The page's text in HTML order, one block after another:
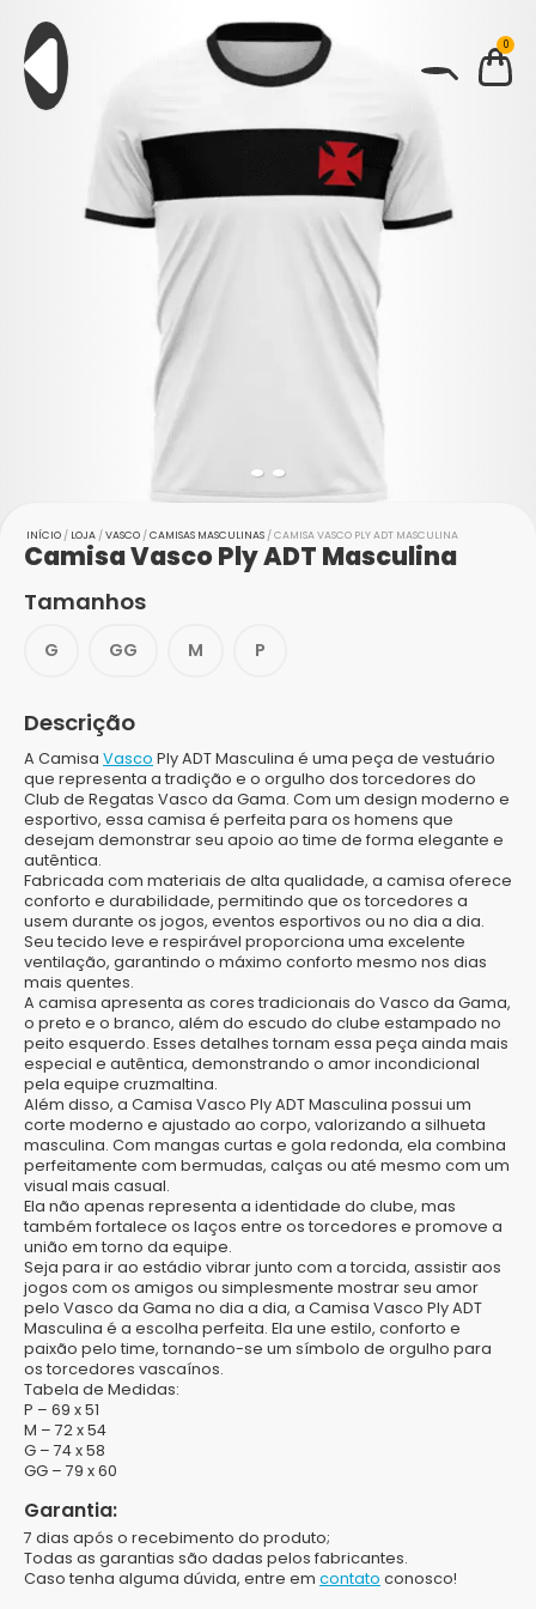
0
INÍCIO / LOJA /VASCO /CAMISAS MASCULINAS / CAMISA VASCO PLY ADT MASCULINA
Camisa Vasco Ply ADT Masculina
Tamanhos
G GG M P
Descrição
A Camisa Vasco Ply ADT Masculina é uma peça de vestuário
que representa a tradição e o orgulho dos torcedores do
Club de Regatas Vasco da Gama. Com um design moderno e
esportivo, essa camisa é perfeita para os homens que
desejam demonstrar seu apoio ao time de forma elegante e
autêntica.
Fabricada com materiais de alta qualidade, a camisa oferece
conforto e durabilidade, permitindo que os torcedores a
usem durante os jogos, eventos esportivos ou no dia a dia.
Seu tecido leve e respirável proporciona uma excelente
ventilação, garantindo o máximo conforto mesmo nos dias
mais quentes.
A camisa apresenta as cores tradicionais do Vasco da Gama,
o preto e o branco, além do escudo do clube estampado no
peito esquerdo. Esses detalhes tornam essa peça ainda mais
especial e autêntica, demonstrando o amor incondicional
pela equipe cruzmaltina.
Além disso, a Camisa Vasco Ply ADT Masculina possui um
corte moderno e ajustado ao corpo, valorizando a silhueta
masculina. Com mangas curtas e gola redonda, ela combina
perfeitamente com bermudas, calças ou até mesmo com um
visual mais casual.
Ela não apenas representa a identidade do clube, mas
também fortalece os laços entre os torcedores e promove a
união em torno da equipe.
Seja para ir ao estádio vibrar junto com a torcida, assistir aos
jogos com os amigos ou simplesmente mostrar seu amor
pelo Vasco da Gama no dia a dia, a Camisa Vasco Ply ADT
Masculina é a escolha perfeita. Ela une estilo, conforto e
paixão pelo time, tornando-se um símbolo de orgulho para
os torcedores vascaínos.
Tabela de Medidas:
P – 69 x 51
M – 72 x 54
G – 74 x 58
GG – 79 x 60
Garantia:
7 dias após o recebimento do produto;
Todas as garantias são dadas pelos fabricantes.
Caso tenha alguma dúvida, entre em contato conosco!